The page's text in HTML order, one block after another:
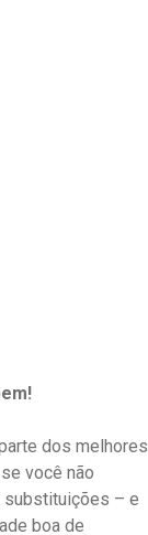
dos melhores
você não
substituições – e
boa de